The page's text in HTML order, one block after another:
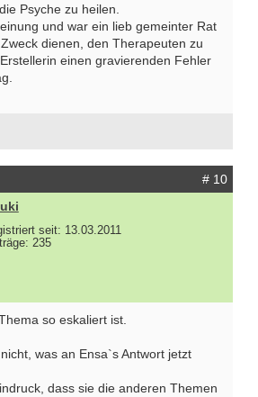
Psyche zu heilen.
und war ein lieb gemeinter Rat
dienen, den Therapeuten zu
einen gravierenden Fehler
# 10
seit: 13.03.2011
235
so eskaliert ist.
was an Ensa`s Antwort jetzt
dass sie die anderen Themen